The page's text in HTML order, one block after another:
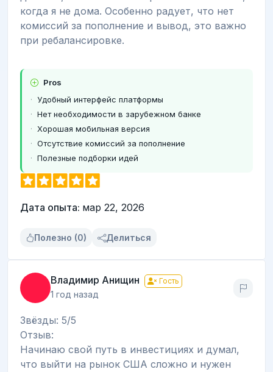
когда я не дома. Особенно радует, что нет
комиссий за пополнение и вывод, это важно
при ребалансировке.
Pros
Удобный интерфейс платформы
Нет необходимости в зарубежном банке
Хорошая мобильная версия
Отсутствие комиссий за пополнение
Полезные подборки идей
Дата опыта: мар 22, 2026
Полезно (0) Делиться
Владимир Анищин Гость
1 год назад
Звёзды: 5/5
Отзыв:
Начинаю свой путь в инвестициях и думал,
что выйти на рынок США сложно и нужен